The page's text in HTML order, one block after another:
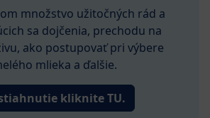
množstvo užitočných rád a
sa dojčenia, prechodu na
ako postupovať pri výbere
mlieka a ďalšie.
kliknite TU.